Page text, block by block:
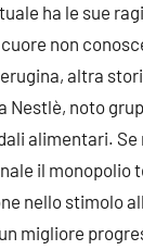
ha le sue
non
altra
Nestlè, noto
alimentari. Se
il monopolio
nello stimolo
migliore